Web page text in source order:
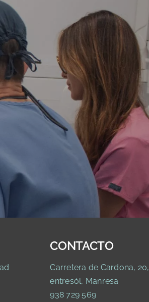
CONTACTO
Carretera de Cardona, 20,
entresòl, Manresa
938 729 569